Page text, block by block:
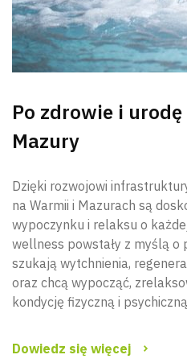
Po zdrowie i
Mazury
Dzięki rozwojowi
na Warmii i Mazurach są
wypoczynku i relaksu o
wellness powstały z myślą
szukają wytchnienia,
oraz chcą wypocząć,
kondycję fizyczną i
Dowiedz się więcej